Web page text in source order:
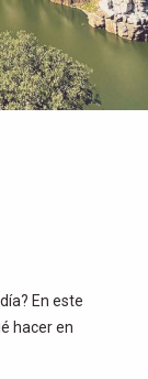
En este
hacer en